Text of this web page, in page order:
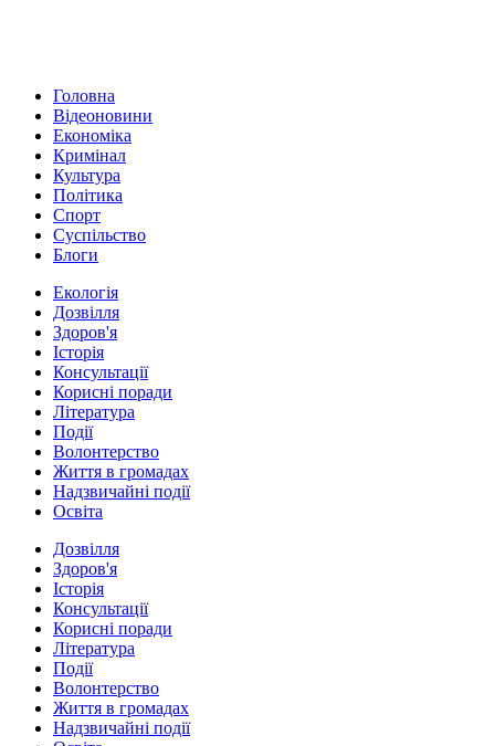
Головна
Відеоновини
Економіка
Кримінал
Культура
Політика
Спорт
Суспільство
Блоги
Екологія
Дозвілля
Здоров'я
Історія
Консультації
Корисні поради
Література
Події
Волонтерство
Життя в громадах
Надзвичайні події
Освіта
Дозвілля
Здоров'я
Історія
Консультації
Корисні поради
Література
Події
Волонтерство
Життя в громадах
Надзвичайні події